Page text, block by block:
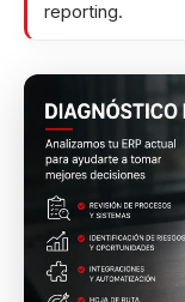
reporting.